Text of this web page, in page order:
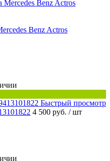
Benz Actros
Быстрый просмотр
4 500 руб. / шт